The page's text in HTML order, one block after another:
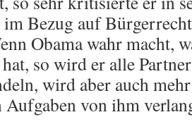
Bezug auf
Obama wahr macht,
hat, so wird er alle
wird aber auch
Aufgaben von ihm